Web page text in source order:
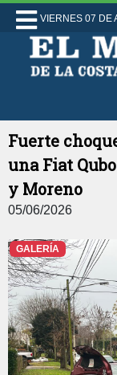
VIERNES 07 DE
Fuerte
una Fiat
y Moreno
05/06/2026
GALERÍA